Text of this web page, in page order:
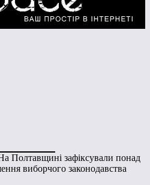
Полтавщині зафіксували понад
виборчого законодавства